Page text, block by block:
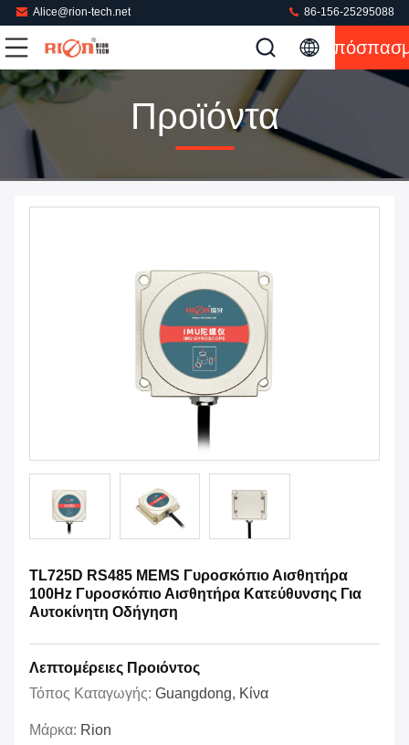
Alice@rion-tech.net 86-156-25295088
Προϊόντα
TL725D RS485 MEMS Γυροσκόπιο Αισθητήρα
100Hz Γυροσκόπιο Αισθητήρα Κατεύθυνσης Για
Αυτοκίνητη Οδήγηση
Λεπτομέρειες Προιόντος
Τόπος Καταγωγής: Guangdong, Κίνα
Μάρκα: Rion